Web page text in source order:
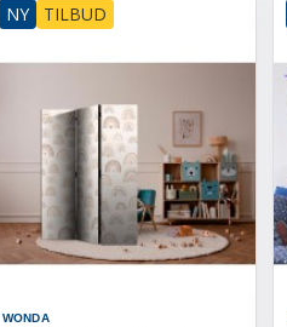
NY TILBUD
WONDA